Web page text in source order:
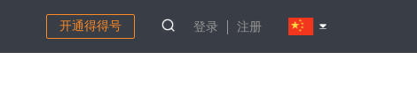
开通得得号 登录 注册